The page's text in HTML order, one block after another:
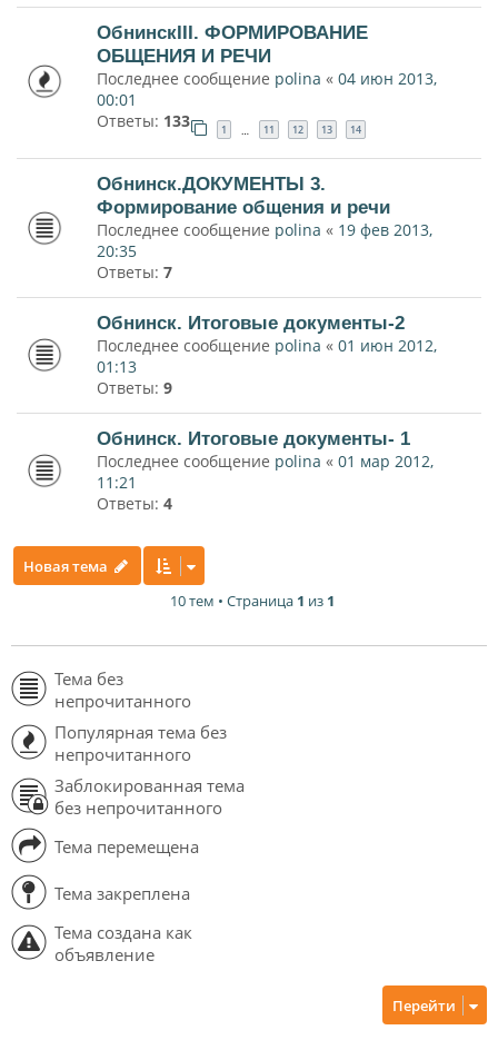
ОбнинскIII. ФОРМИРОВАНИЕ
ОБЩЕНИЯ И РЕЧИ
Последнее сообщение polina « 04 июн 2013,
00:01
Ответы: 133 1 … 11 12 13 14
Обнинск.ДОКУМЕНТЫ 3.
Формирование общения и речи
Последнее сообщение polina « 19 фев 2013,
20:35
Ответы: 7
Обнинск. Итоговые документы-2
Последнее сообщение polina « 01 июн 2012,
01:13
Ответы: 9
Обнинск. Итоговые документы- 1
Последнее сообщение polina « 01 мар 2012,
11:21
Ответы: 4
Новая тема
10 тем • Страница 1 из 1
Тема без
непрочитанного
Популярная тема без
непрочитанного
Заблокированная тема
без непрочитанного
Тема перемещена
Тема закреплена
Тема создана как
объявление
Перейти